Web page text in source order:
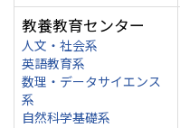
教養教育センター
人文・社会系
英語教育系
数理・データサイエンス
系
自然科学基礎系